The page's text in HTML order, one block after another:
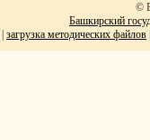
©
Башкирский
загрузка методических файлов